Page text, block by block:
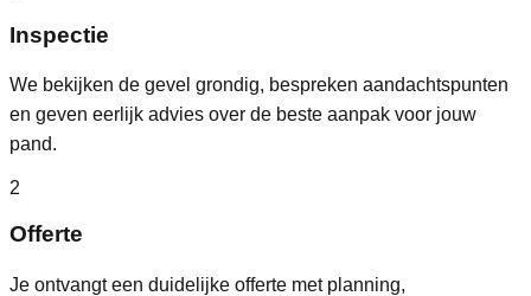
Inspectie
We bekijken de gevel grondig, bespreken aandachtspunten
en geven eerlijk advies over de beste aanpak voor jouw
pand.
2
Offerte
Je ontvangt een duidelijke offerte met planning,